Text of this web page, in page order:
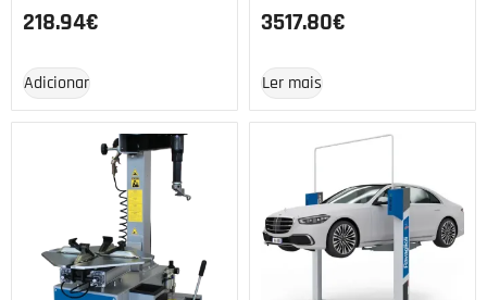
218.94€
Adicionar
3517.80€
Ler mais